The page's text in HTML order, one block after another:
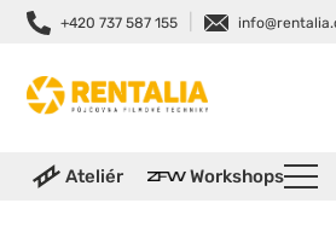
+420 737 587 155
Ateliér Workshops